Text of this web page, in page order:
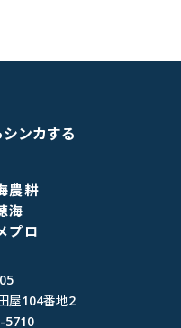
ンカする
農耕
海
プロ
屋104番地2
5710